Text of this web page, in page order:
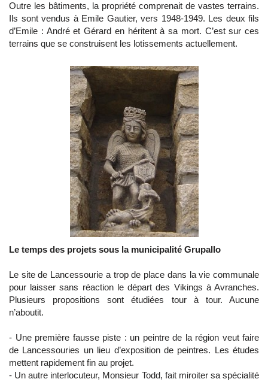
Outre les bâtiments, la propriété comprenait de vastes terrains.
Ils sont vendus à Emile Gautier, vers 1948-1949. Les deux fils
d’Emile : André et Gérard en héritent à sa mort. C’est sur ces
terrains que se construisent les lotissements actuellement.
Le temps des projets sous la municipalité Grupallo
Le site de Lancessourie a trop de place dans la vie communale
pour laisser sans réaction le départ des Vikings à Avranches.
Plusieurs propositions sont étudiées tour à tour. Aucune
n’aboutit.
- Une première fausse piste : un peintre de la région veut faire
de Lancessouries un lieu d’exposition de peintres. Les études
mettent rapidement fin au projet.
- Un autre interlocuteur, Monsieur Todd, fait miroiter sa spécialité